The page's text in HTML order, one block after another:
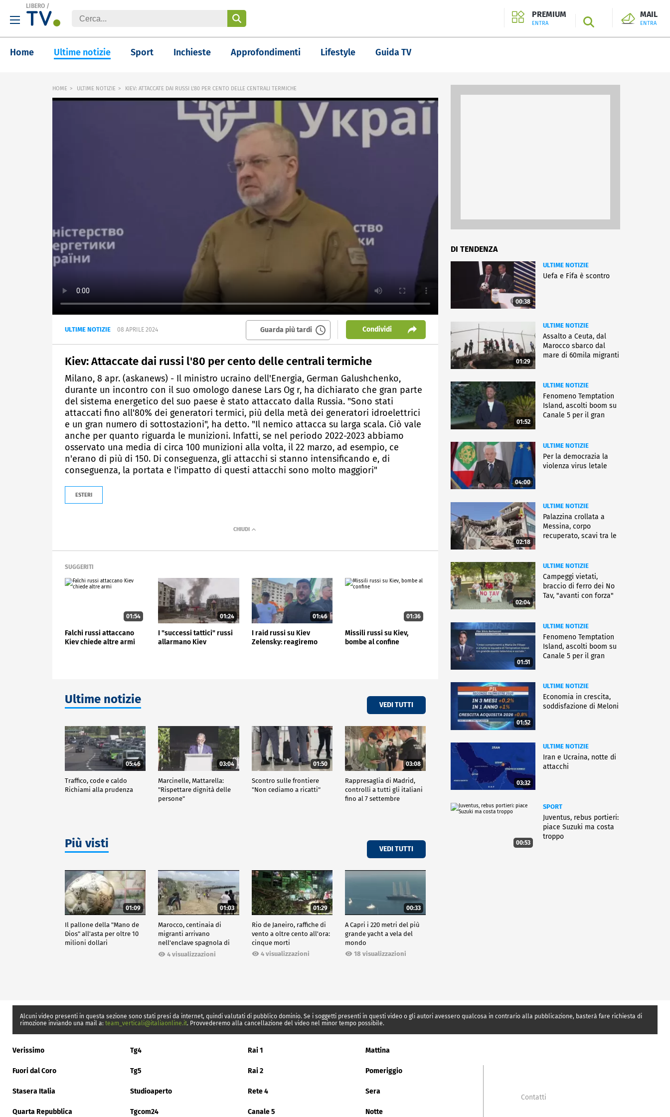
LIBERO /
PREMIUM
ENTRA SEARCH
MAIL
ENTRA
Home Ultime notizie Sport Inchieste Approfondimenti Lifestyle Guida TV
HOME ULTIME NOTIZIE KIEV: ATTACCATE DAI RUSSI L'80 PER CENTO DELLE CENTRALI TERMICHE
ULTIME NOTIZIE 08 APRILE 2024 Guarda più tardi Condividi
Kiev: Attaccate dai russi l'80 per cento delle centrali termiche
Milano, 8 apr. (askanews) - Il ministro ucraino dell'Energia, German Galushchenko,
durante un incontro con il suo omologo danese Lars Og r, ha dichiarato che gran parte
del sistema energetico del suo paese è stato attaccato dalla Russia. "Sono stati
attaccati fino all'80% dei generatori termici, più della metà dei generatori idroelettrici
e un gran numero di sottostazioni", ha detto. "Il nemico attacca su larga scala. Ciò vale
anche per quanto riguarda le munizioni. Infatti, se nel periodo 2022-2023 abbiamo
osservato una media di circa 100 munizioni alla volta, il 22 marzo, ad esempio, ce
n'erano di più di 150. Di conseguenza, gli attacchi si stanno intensificando e, di
conseguenza, la portata e l'impatto di questi attacchi sono molto maggiori"
ESTERI
SUGGERITI
01:54
Falchi russi attaccano
Kiev chiede altre armi
01:24
I "successi tattici" russi
allarmano Kiev
01:46
I raid russi su Kiev
Zelensky: reagiremo
01:36
Missili russi su Kiev,
bombe al confine
Ultime notizie VEDI TUTTI
05:46
Traffico, code e caldo
Richiami alla prudenza
03:04
Marcinelle, Mattarella:
"Rispettare dignità delle
persone"
01:50
Scontro sulle frontiere
"Non cediamo a ricatti"
03:08
Rappresaglia di Madrid,
controlli a tutti gli italiani
fino al 7 settembre
Più visti VEDI TUTTI
01:09
Il pallone della "Mano de
Dios" all'asta per oltre 10
milioni dollari
01:03
Marocco, centinaia di
migranti arrivano
nell'enclave spagnola di
Ceuta4 visualizzazioni
01:29
Rio de Janeiro, raffiche di
vento a oltre cento all'ora:
cinque morti
4 visualizzazioni
00:33
A Capri i 220 metri del più
grande yacht a vela del
mondo
18 visualizzazioni
DI TENDENZA
00:38
ULTIME NOTIZIE
Uefa e Fifa è scontro
01:29
ULTIME NOTIZIE
Assalto a Ceuta, dal
Marocco sbarco dal
mare di 60mila migranti
01:52
ULTIME NOTIZIE
Fenomeno Temptation
Island, ascolti boom su
Canale 5 per il gran
04:00
ULTIME NOTIZIE
Per la democrazia la
violenza virus letale
02:18
ULTIME NOTIZIE
Palazzina crollata a
Messina, corpo
recuperato, scavi tra le
02:04
ULTIME NOTIZIE
Campeggi vietati,
braccio di ferro dei No
Tav, "avanti con forza"
01:51
ULTIME NOTIZIE
Fenomeno Temptation
Island, ascolti boom su
Canale 5 per il gran
01:52
ULTIME NOTIZIE
Economia in crescita,
soddisfazione di Meloni
03:32
ULTIME NOTIZIE
Iran e Ucraina, notte di
attacchi
00:53
SPORT
Juventus, rebus portieri:
piace Suzuki ma costa
troppo
Alcuni video presenti in questa sezione sono stati presi da internet, quindi valutati di pubblico dominio. Se i soggetti presenti in questi video o gli autori avessero qualcosa in contrario alla pubblicazione, basterà fare richiesta di
rimozione inviando una mail a: team_verticali@italiaonline.it. Provvederemo alla cancellazione del video nel minor tempo possibile.
Verissimo Tg4 Rai 1 Mattina
Fuori dal Coro Tg5 Rai 2 Pomeriggio
Stasera Italia Studioaperto Rete 4 Sera
Quarta Repubblica Tgcom24 Canale 5 Notte
Contatti